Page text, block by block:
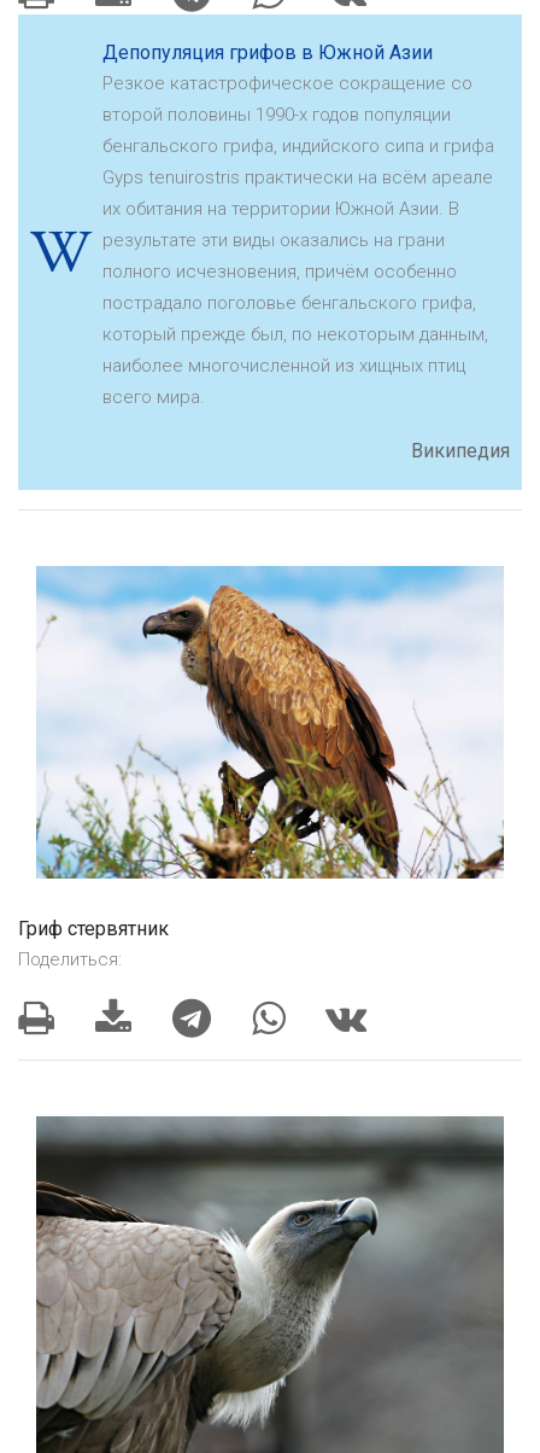
Депопуляция грифов в Южной Азии
Резкое катастрофическое сокращение со
второй половины 1990-х годов популяции
бенгальского грифа, индийского сипа и грифа
Gyps tenuirostris практически на всём ареале
их обитания на территории Южной Азии. В
результате эти виды оказались на грани
полного исчезновения, причём особенно
пострадало поголовье бенгальского грифа,
который прежде был, по некоторым данным,
наиболее многочисленной из хищных птиц
всего мира.
Википедия
Гриф стервятник
Поделиться: